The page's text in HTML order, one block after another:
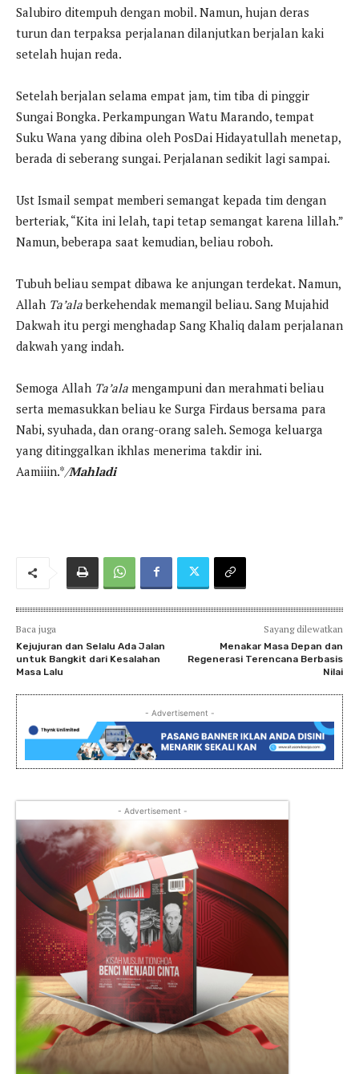
Salubiro ditempuh dengan mobil. Namun, hujan deras
turun dan terpaksa perjalanan dilanjutkan berjalan kaki
setelah hujan reda.
Setelah berjalan selama empat jam, tim tiba di pinggir
Sungai Bongka. Perkampungan Watu Marando, tempat
Suku Wana yang dibina oleh PosDai Hidayatullah menetap,
berada di seberang sungai. Perjalanan sedikit lagi sampai.
Ust Ismail sempat memberi semangat kepada tim dengan
berteriak, “Kita ini lelah, tapi tetap semangat karena lillah.”
Namun, beberapa saat kemudian, beliau roboh.
Tubuh beliau sempat dibawa ke anjungan terdekat. Namun,
Allah Ta’alaberkehendak memangil beliau. Sang Mujahid
Dakwah itu pergi menghadap Sang Khaliq dalam perjalanan
dakwah yang indah.
Semoga Allah Ta’ala mengampuni dan merahmati beliau
serta memasukkan beliau ke Surga Firdaus bersama para
Nabi, syuhada, dan orang-orang saleh. Semoga keluarga
yang ditinggalkan ikhlas menerima takdir ini.
Aamiiin.*/Mahladi
Baca juga
Kejujuran dan Selalu Ada Jalan
untuk Bangkit dari Kesalahan
Masa Lalu
Sayang dilewatkan
Menakar Masa Depan dan
Regenerasi Terencana Berbasis
Nilai
- Advertisement -
- Advertisement -